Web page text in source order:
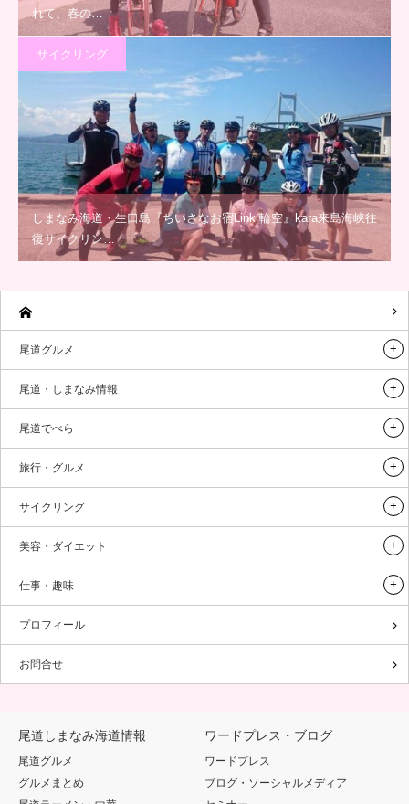
れて、春の…
サイクリング
しまなみ海道・生口島『ちいさなお宿Link 輪空』kara来島海峡往
復サイクリン…
尾道グルメ
尾道・しまなみ情報
尾道でべら
旅行・グルメ
サイクリング
美容・ダイエット
仕事・趣味
プロフィール
お問合せ
尾道しまなみ海道情報
尾道グルメ
グルメまとめ
ワードプレス・ブログ
ワードプレス
ブログ・ソーシャルメディア